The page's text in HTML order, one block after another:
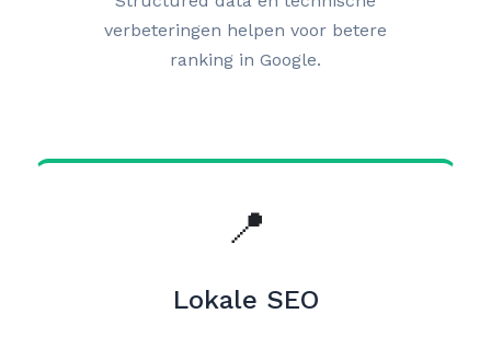
verbeteringen helpen voor betere
ranking in Google.
📍
Lokale SEO